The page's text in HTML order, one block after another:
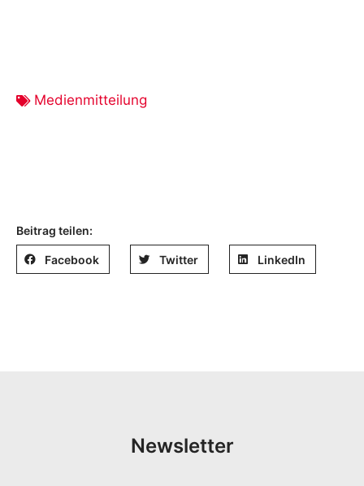
Medienmitteilung
Beitrag teilen:
Facebook Twitter LinkedIn
Newsletter